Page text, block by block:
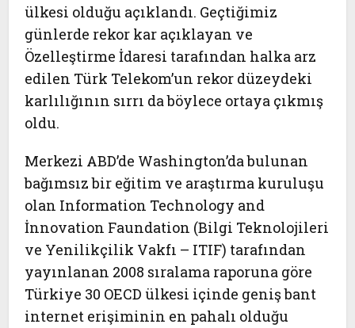
ülkesi olduğu açıklandı. Geçtiğimiz
günlerde rekor kar açıklayan ve
Özelleştirme İdaresi tarafından halka arz
edilen Türk Telekom’un rekor düzeydeki
karlılığının sırrı da böylece ortaya çıkmış
oldu.
Merkezi ABD’de Washington’da bulunan
bağımsız bir eğitim ve araştırma kuruluşu
olan Information Technology and
İnnovation Faundation (Bilgi Teknolojileri
ve Yenilikçilik Vakfı – ITIF) tarafından
yayınlanan 2008 sıralama raporuna göre
Türkiye 30 OECD ülkesi içinde geniş bant
internet erişiminin en pahalı olduğu